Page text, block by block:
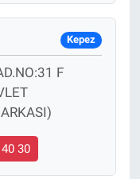
Kepez
F
30